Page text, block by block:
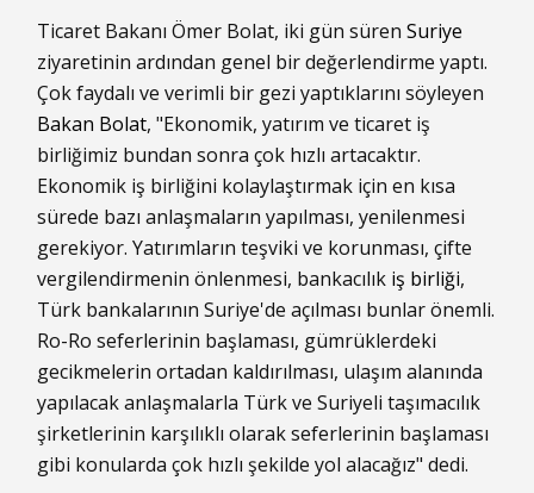
Ticaret Bakanı Ömer Bolat, iki gün süren Suriye
ziyaretinin ardından genel bir değerlendirme yaptı.
Çok faydalı ve verimli bir gezi yaptıklarını söyleyen
Bakan Bolat, "Ekonomik, yatırım ve ticaret iş
birliğimiz bundan sonra çok hızlı artacaktır.
Ekonomik iş birliğini kolaylaştırmak için en kısa
sürede bazı anlaşmaların yapılması, yenilenmesi
gerekiyor. Yatırımların teşviki ve korunması, çifte
vergilendirmenin önlenmesi, bankacılık iş birliği,
Türk bankalarının Suriye'de açılması bunlar önemli.
Ro-Ro seferlerinin başlaması, gümrüklerdeki
gecikmelerin ortadan kaldırılması, ulaşım alanında
yapılacak anlaşmalarla Türk ve Suriyeli taşımacılık
şirketlerinin karşılıklı olarak seferlerinin başlaması
gibi konularda çok hızlı şekilde yol alacağız" dedi.